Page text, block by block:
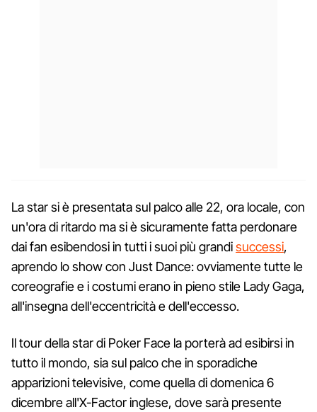
La star si è presentata sul palco alle 22, ora locale, con
un'ora di ritardo ma si è sicuramente fatta perdonare
dai fan esibendosi in tutti i suoi più grandisuccessi,
aprendo lo show con Just Dance: ovviamente tutte le
coreografie e i costumi erano in pieno stile Lady Gaga,
all'insegna dell'eccentricità e dell'eccesso.
Il tour della star di Poker Face la porterà ad esibirsi in
tutto il mondo, sia sul palco che in sporadiche
apparizioni televisive, come quella di domenica 6
dicembre all'X-Factor inglese, dove sarà presente